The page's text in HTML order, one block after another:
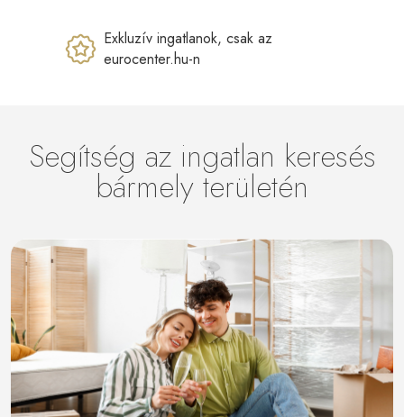
Exkluzív ingatlanok, csak az
eurocenter.hu-n
Segítség az ingatlan keresés
bármely területén